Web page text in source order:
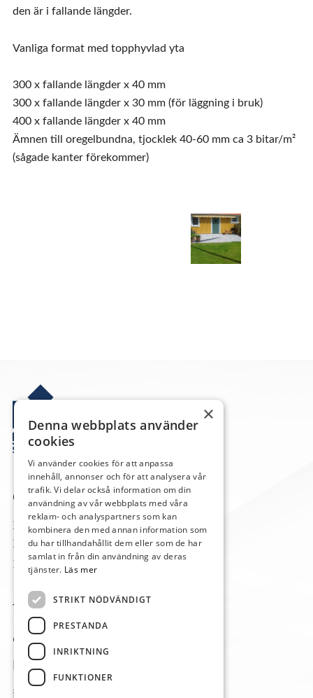
den är i fallande längder.
Vanliga format med topphyvlad yta
300 x fallande längder x 40 mm
300 x fallande längder x 30 mm (för läggning i bruk)
400 x fallande längder x 40 mm
Ämnen till oregelbundna, tjocklek 40-60 mm ca 3 bitar/m²
(sågade kanter förekommer)
Om oss
Mysinge Stenhuggeri AB
Mysinge 105
386 60 Mörbylånga
Telefon
0485-40593
E-post
info@mysingesten.se
×
Denna webbplats använder
cookies
Vi använder cookies för att anpassa
innehåll, annonser och för att analysera vår
trafik. Vi delar också information om din
användning av vår webbplats med våra
reklam- och analyspartners som kan
kombinera den med annan information som
du har tillhandahållit dem eller som de har
samlat in från din användning av deras
tjänster. Läs mer
STRIKT NÖDVÄNDIGT
PRESTANDA
INRIKTNING
FUNKTIONER